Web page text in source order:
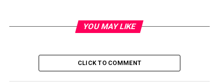
YOU MAY LIKE
CLICK TO COMMENT